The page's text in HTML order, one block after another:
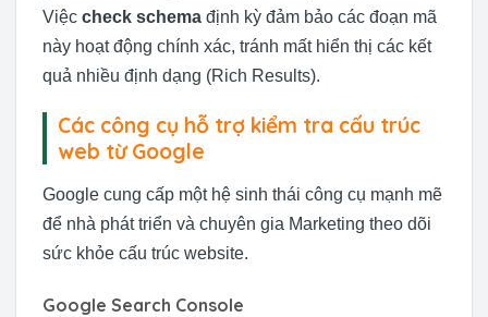
Việc check schema định kỳ đảm bảo các đoạn mã
này hoạt động chính xác, tránh mất hiển thị các kết
quả nhiều định dạng (Rich Results).
Các công cụ hỗ trợ kiểm tra cấu trúc
web từ Google
Google cung cấp một hệ sinh thái công cụ mạnh mẽ
để nhà phát triển và chuyên gia Marketing theo dõi
sức khỏe cấu trúc website.
Google Search Console